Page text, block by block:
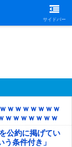
サイドバー
ｗｗｗｗｗｗｗ
ｗｗｗｗｗｗｗ
公約に掲げてい
条件付き」